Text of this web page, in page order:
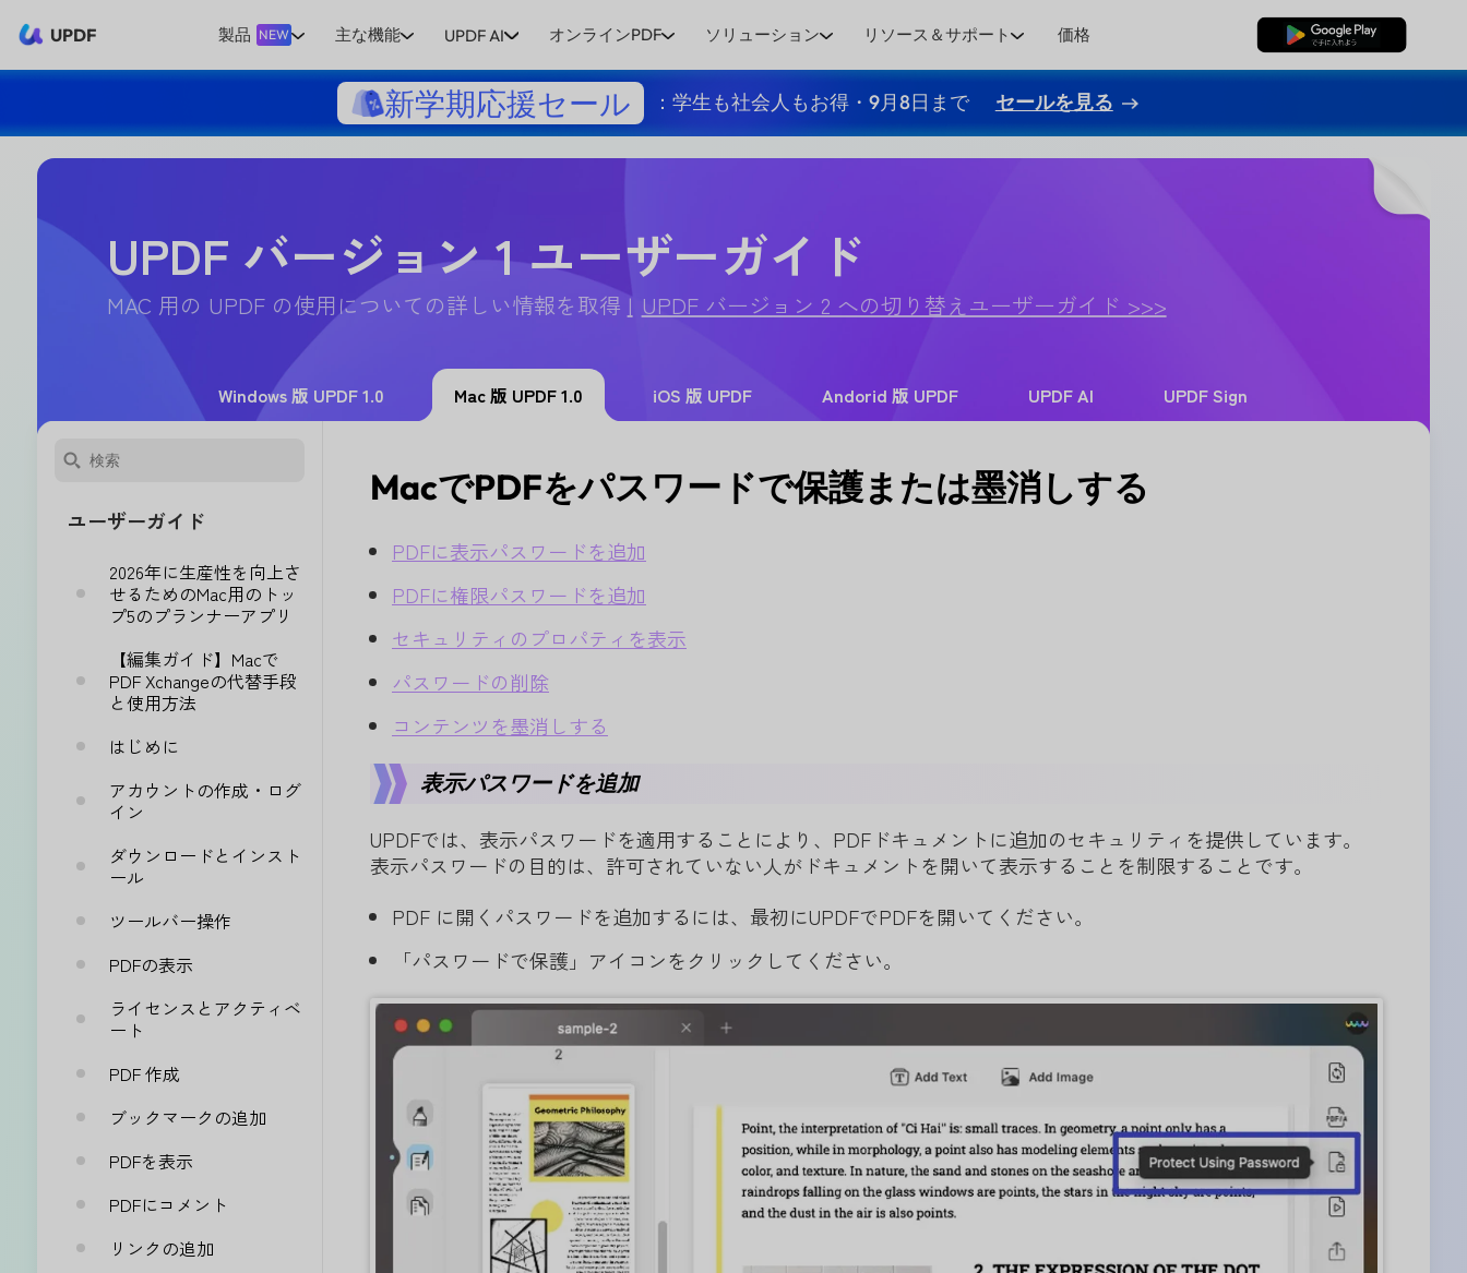
UPDF 製品 NEW 主な機能 UPDF AI オンラインPDF ソリューション リソース＆サポート 価格 無料ダウンロード
新学期応援セール ：学生も社会人もお得・9月8日まで セールを見る
UPDF バージョン 1 ユーザーガイド
MAC 用の UPDF の使用についての詳しい情報を取得 UPDF バージョン 2 への切り替えユーザーガイド >>>
Windows 版 UPDF 1.0 Mac 版 UPDF 1.0 iOS 版 UPDF Andorid 版 UPDF UPDF AI UPDF Sign
ユーザーガイド
2026年に生産性を向上さ
せるためのMac用のトッ
プ5のプランナーアプリ
【編集ガイド】Macで
PDF Xchangeの代替手段
と使用方法
はじめに
アカウントの作成・ログ
イン
ダウンロードとインスト
ール
ツールバー操作
PDFの表示
ライセンスとアクティベ
ート
PDF 作成
ブックマークの追加
PDFを表示
PDFにコメント
リンクの追加
MacでPDFをパスワードで保護または墨消しする
PDFに表示パスワードを追加
PDFに権限パスワードを追加
セキュリティのプロパティを表示
パスワードの削除
コンテンツを墨消しする
表示パスワードを追加
UPDFでは、表示パスワードを適用することにより、PDFドキュメントに追加のセキュリティを提供しています。
表示パスワードの目的は、許可されていない人がドキュメントを開いて表示することを制限することです。
PDF に開くパスワードを追加するには、最初にUPDFでPDFを開いてください。
「パスワードで保護」アイコンをクリックしてください。